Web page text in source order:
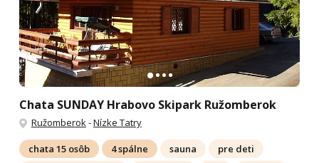
Chata SUNDAY Hrabovo Skipark Ružomberok
Ružomberok-Nízke Tatry
chata 15 osôb 4 spálne sauna
pre deti